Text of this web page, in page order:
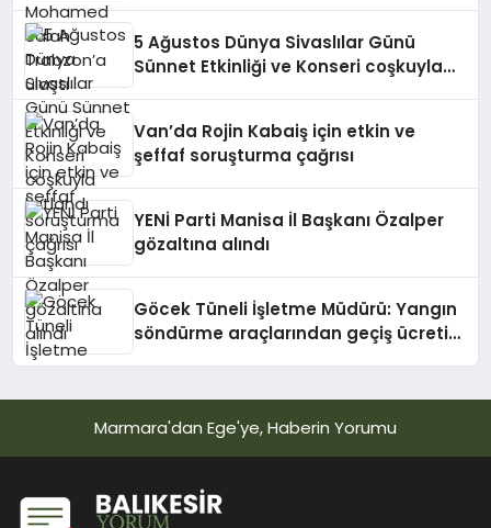
5 Ağustos Dünya Sivaslılar Günü
Sünnet Etkinliği ve Konseri coşkuyla
Van’da Rojin Kabaiş için etkin ve
şeffaf soruşturma çağrısı
YENİ Parti Manisa İl Başkanı Özalper
gözaltına alındı
Göcek Tüneli İşletme Müdürü: Yangın
söndürme araçlarından geçiş ücreti
Marmara'dan Ege'ye, Haberin Yorumu